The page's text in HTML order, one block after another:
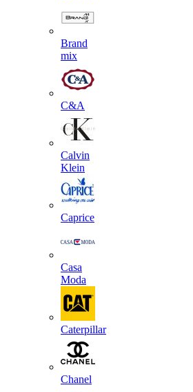
Brand
mix
C&A
Calvin
Klein
Caprice
Casa
Moda
Caterpillar
Chanel